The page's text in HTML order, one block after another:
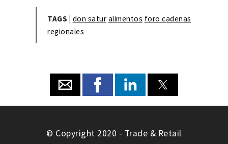
TAGS | don satur alimentos foro cadenas
regionales
© Copyright 2020 - Trade & Retail